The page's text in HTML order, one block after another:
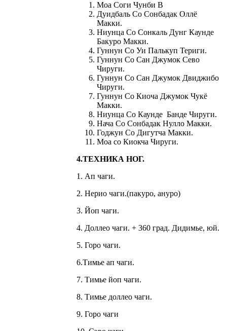
Моа Соги Чунби В
Дуидбаль Со Сонбадак Оллё
Макки.
Ниунца Со Сонкаль Дунг Каунде
Бакуро Макки.
Гуннун Со Уи Палькуп Териги.
Гуннун Со Сан Джумок Сево
Чируги.
Гуннун Со Сан Джумок Двиджибо
Чируги.
Гуннун Со Киоча Джумок Чукё
Макки.
Ниунца Со Каунде Банде Чируги.
Нача Со Сонбадак Нулло Макки.
Годжун Со Дигутча Макки.
Моа со Киокча Чируги.
4.ТЕХНИКА НОГ.
1. Ап чаги.
2. Нерио чаги.(пакуро, ануро)
3. Йоп чаги.
4. Доллео чаги. + 360 град. Дидимье, юй.
5. Горо чаги.
6.Тимье ап чаги.
7. Тимье йоп чаги.
8. Тимье доллео чаги.
9. Горо чаги